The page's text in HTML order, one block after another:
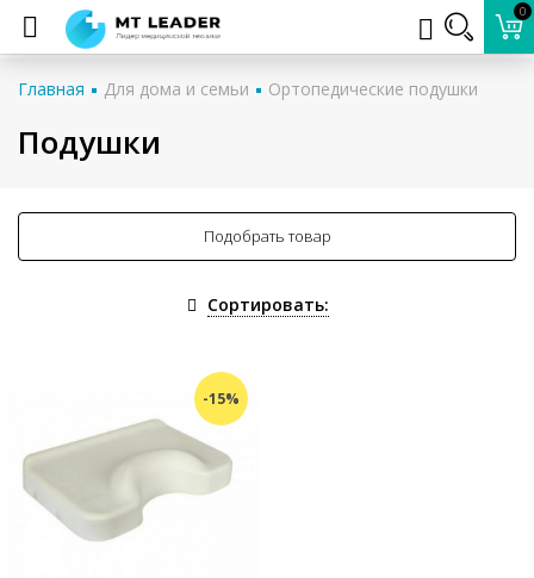
0
Главная Для дома и семьи Ортопедические подушки
Подушки
Подобрать товар
Сортировать:
-15%